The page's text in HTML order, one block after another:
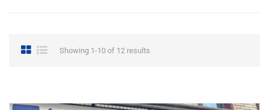
Showing 1-10 of 12 results